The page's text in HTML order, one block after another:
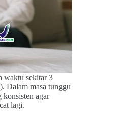
waktu sekitar 3
Dalam masa tunggu
agar
lagi.